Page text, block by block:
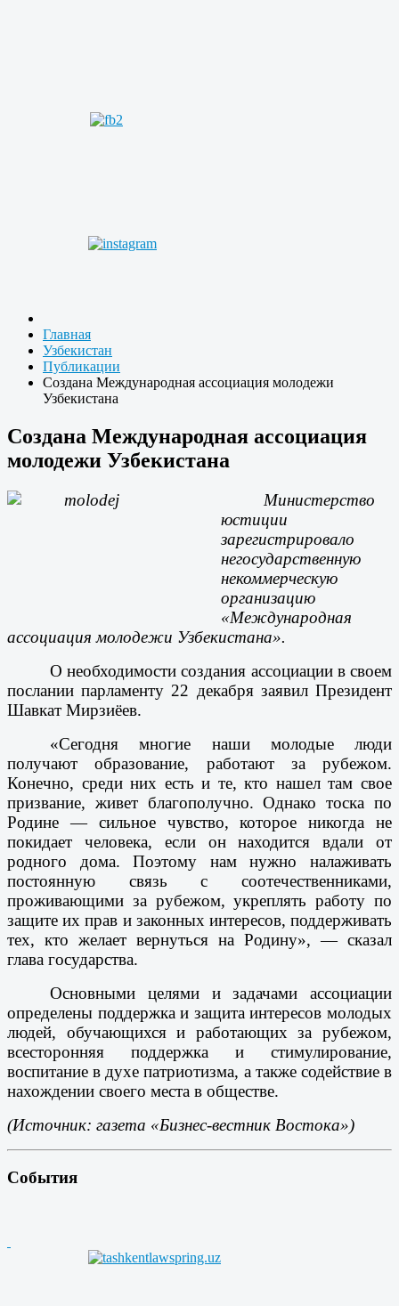
Главная
Узбекистан
Публикации
Создана Международная ассоциация молодежи
Узбекистана
Создана Международная ассоциация
молодежи Узбекистана
Министерство
юстиции
зарегистрировало
негосударственную
некоммерческую
организацию
«Международная
ассоциация молодежи Узбекистана».
О необходимости создания ассоциации в своем
послании парламенту 22 декабря заявил Президент
Шавкат Мирзиёев.
«Сегодня многие наши молодые люди
получают образование, работают за рубежом.
Конечно, среди них есть и те, кто нашел там свое
призвание, живет благополучно. Однако тоска по
Родине — сильное чувство, которое никогда не
покидает человека, если он находится вдали от
родного дома. Поэтому нам нужно налаживать
постоянную связь с соотечественниками,
проживающими за рубежом, укреплять работу по
защите их прав и законных интересов, поддерживать
тех, кто желает вернуться на Родину», — сказал
глава государства.
Основными целями и задачами ассоциации
определены поддержка и защита интересов молодых
людей, обучающихся и работающих за рубежом,
всесторонняя поддержка и стимулирование,
воспитание в духе патриотизма, а также содействие в
нахождении своего места в обществе.
(Источник: газета «Бизнес-вестник Востока»)
События